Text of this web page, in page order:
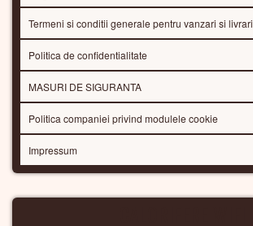
Termeni si conditii generale pentru vanzari si livrari
Politica de confidentialitate
MASURI DE SIGURANTA
Politica companiei privind modulele cookie
Impressum